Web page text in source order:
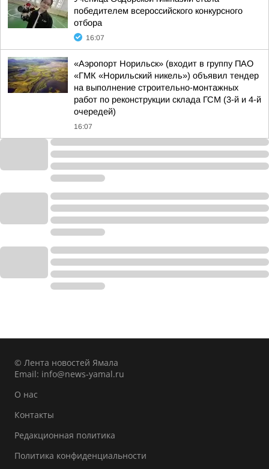
победителем всероссийского конкурсного
отбора
16:07
«Аэропорт Норильск» (входит в группу ПАО
«ГМК «Норильский никель») объявил тендер
на выполнение строительно-монтажных
работ по реконструкции склада ГСМ (3-й и 4-й
очередей)
16:07
© Лента новостей Ямала
Email: info@news-yamal.ru
О нас
Контакты
Редакционная политика
Политика конфиденциальности